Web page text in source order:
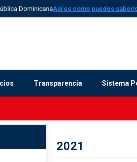
DominicanaAsí es como puedes
Transparencia Sistema
2021